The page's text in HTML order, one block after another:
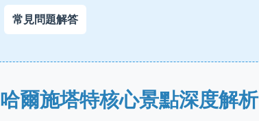
常見問題解答
哈爾施塔特核心景點深度解析